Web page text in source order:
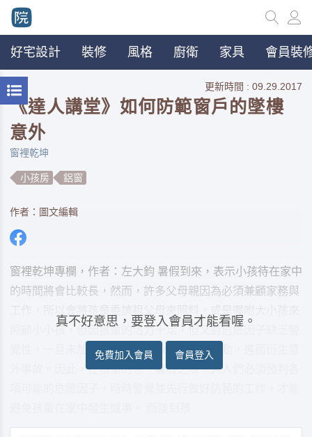
好宅設計 裝修 風格 廚衛 家具 會員裝
更新時間 : 09.29.2017
《達人講堂》如何防範窗戶的墜樓
意外
窗裡乾坤
小孩房 鋁窗
作者：圖文編輯
窗裡乾坤專欄，作者：左大鈞 暑假到來，表示小孩待在家中
的時間將會比較長，然而，許多父母親因為必須兼顧家務與
照顧小小孩，但因孩童的活力十足，但又對危險因子缺乏警
覺性，一旦未加留神，就容易做出危險的舉動，進而衍生意
外事故。因此，在孩童的寒、暑假之際，大人們必須預判各
真不好意思，要登入會員才能看喔。
免費加入會員 會員登入